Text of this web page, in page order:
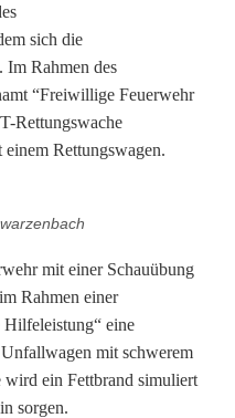
sich die
Im Rahmen des
“Freiwillige Feuerwehr
Rettungswache
Rettungswagen.
mit einer Schauübung
Rahmen einer
Hilfeleistung“ eine
mit schwerem
wird ein Fettbrand simuliert
sorgen.